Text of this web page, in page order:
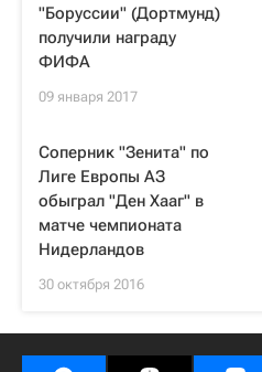
"Боруссии" (Дортмунд)
получили награду
ФИФА
09 января 2017
Соперник "Зенита" по
Лиге Европы АЗ
обыграл "Ден Хааг" в
матче чемпионата
Нидерландов
30 октября 2016